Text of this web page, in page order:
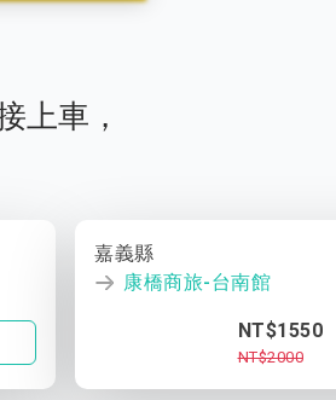
上車，
嘉義縣
康橋商旅-台南館
NT$1550
NT$2000